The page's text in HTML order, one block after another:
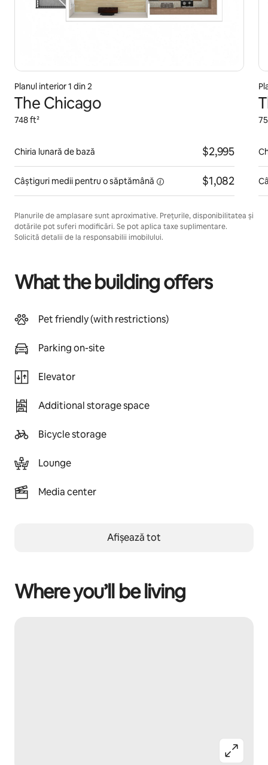
Planul interior 1 din 2
The Chicago
748 ft²
Chiria lunară de bază $2,995
Câștiguri medii pentru o săptămână $1,082
Planurile de amplasare sunt aproximative. Prețurile, disponibilitatea și
dotările pot suferi modificări. Se pot aplica taxe suplimentare.
Solicită detalii de la responsabilii imobilului.
What the building offers
Pet friendly (with restrictions)
Parking on-site
Elevator
Additional storage space
Bicycle storage
Lounge
Media center
Afișează tot
Where you’ll be living